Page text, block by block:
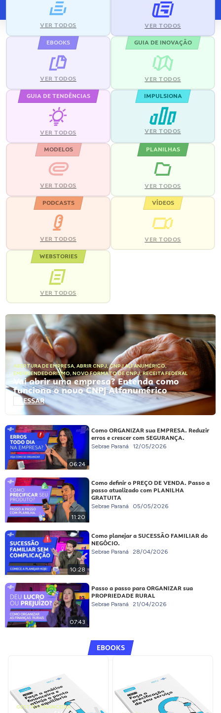
VER TODOS VER TODOS
EBOOKS
VER TODOS
GUIA DE INOVAÇÃO
VER TODOS
GUIA DE TENDÊNCIAS
VER TODOS
IMPULSIONA
VER TODOS
MODELOS
VER TODOS
PLANILHAS
VER TODOS
PODCASTS
VER TODOS
VÍDEOS
VER TODOS
WEBSTORIES
VER TODOS
ABERTURA DE EMPRESA, ABRIR CNPJ,CNPJ ALFANUMÉRICO,
EMPREENDEDORISMO, NOVO FORMATO DE CNPJ,RECEITA FEDERAL
Vai abrir uma empresa? Entenda como
funciona o novo CNPJ Alfanumérico
ACESSAR
06:24
Como ORGANIZAR sua EMPRESA. Reduzir
erros e crescer com SEGURANÇA.
Sebrae Paraná 12/05/2026
11:20
Como definir o PREÇO DE VENDA. Passo a
passo atualizado com PLANILHA
GRATUITA
Sebrae Paraná 05/05/2026
10:28
Como planejar a SUCESSÃO FAMILIAR do
NEGÓCIO.
Sebrae Paraná 28/04/2026
07:43
Passo a passo para ORGANIZAR sua
PROPRIEDADE RURAL
Sebrae Paraná 21/04/2026
EBOOKS
GESTÃO FINANCEIRA